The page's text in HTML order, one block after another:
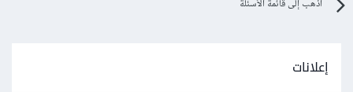
اذهب إلى قائمة الأسئلة
إعلانات